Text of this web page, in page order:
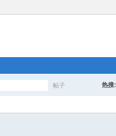
帖子 热搜: